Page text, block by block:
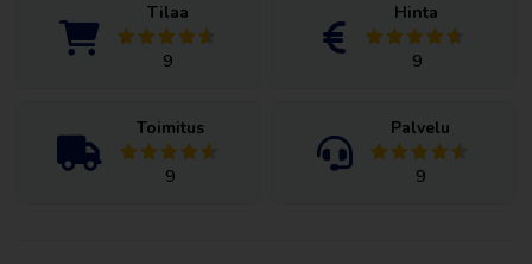
Tilaa
9
Hinta
9
Toimitus
9
Palvelu
9